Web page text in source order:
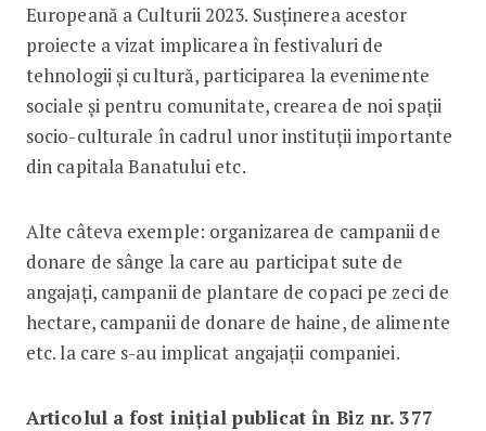
Europeană a Culturii 2023. Susținerea acestor
proiecte a vizat implicarea în festivaluri de
tehnologii și cultură, participarea la evenimente
sociale și pentru comunitate, crearea de noi spații
socio-culturale în cadrul unor instituții importante
din capitala Banatului etc.
Alte câteva exemple: organizarea de campanii de
donare de sânge la care au participat sute de
angajați, campanii de plantare de copaci pe zeci de
hectare, campanii de donare de haine, de alimente
etc. la care s-au implicat angajații companiei.
Articolul a fost inițial publicat în Biz nr. 377